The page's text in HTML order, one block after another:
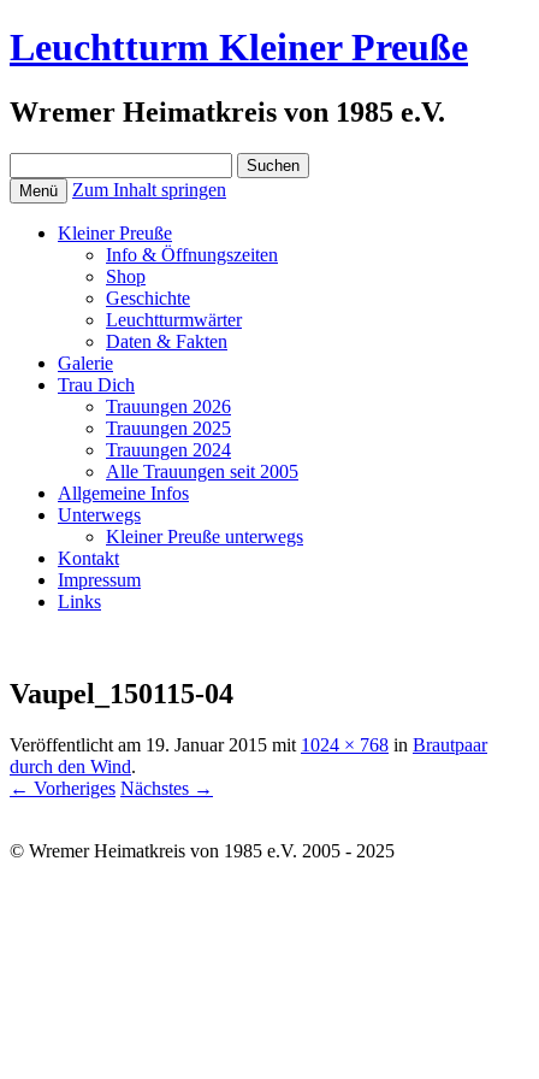
Leuchtturm Kleiner Preuße
Wremer Heimatkreis von 1985 e.V.
nach:
Menü Zum Inhalt springen
Kleiner Preuße
Info & Öffnungszeiten
Shop
Geschichte
Leuchtturmwärter
Daten & Fakten
Galerie
Trau Dich
Trauungen 2026
Trauungen 2025
Trauungen 2024
Alle Trauungen seit 2005
Allgemeine Infos
Unterwegs
Kleiner Preuße unterwegs
Kontakt
Impressum
Links
Vaupel_150115-04
Veröffentlicht am 19. Januar 2015 mit 1024 × 768 in Brautpaar
durch den Wind.
← Vorheriges Nächstes →
© Wremer Heimatkreis von 1985 e.V. 2005 - 2025